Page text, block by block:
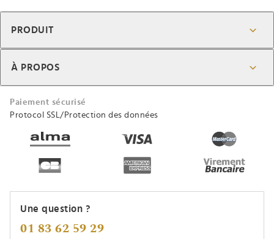
PRODUIT
À PROPOS
Paiement sécurisé
Protocol SSL/Protection des données
Une question ?
01 83 62 59 29